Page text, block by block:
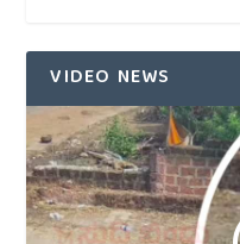
VIDEO NEWS